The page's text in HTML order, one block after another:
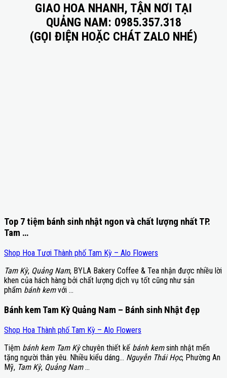
GIAO HOA NHANH, TẬN NƠI TẠI
QUẢNG NAM: 0985.357.318
(GỌI ĐIỆN HOẶC CHÁT ZALO NHÉ)
Top 7 tiệm bánh sinh nhật ngon và chất lượng nhất TP.
Tam …
Shop Hoa Tươi Thành phố Tam Kỳ – Alo Flowers
Tam Kỳ, Quảng Nam, BYLA Bakery Coffee & Tea nhận được nhiều lời
khen của hách hàng bởi chất lượng dịch vụ tốt cũng như sản
phẩm bánh kemvới …
Bánh kem Tam Kỳ Quảng Nam – Bánh sinh Nhật đẹp
Shop Hoa Thành phố Tam Kỳ – Alo Flowers
Tiệm bánh kem Tam Kỳchuyên thiết kế bánh kemsinh nhật mến
tặng người thân yêu. Nhiều kiểu dáng… Nguyễn Thái Học, Phường An
Mỹ, Tam Kỳ, Quảng Nam…